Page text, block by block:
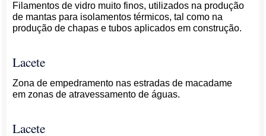
Filamentos de vidro muito finos, utilizados na produção
de mantas para isolamentos térmicos, tal como na
produção de chapas e tubos aplicados em construção.
Lacete
Zona de empedramento nas estradas de macadame
em zonas de atravessamento de águas.
Lacete